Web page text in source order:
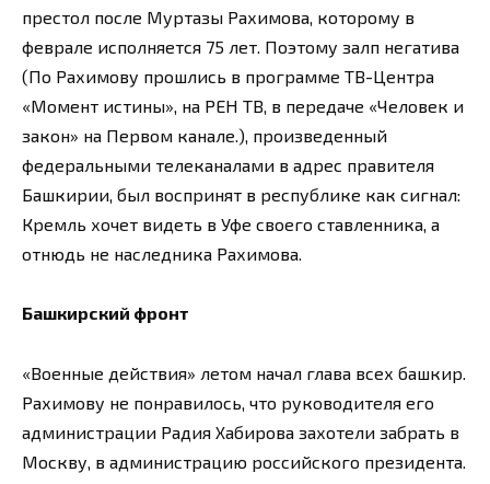
престол после Муртазы Рахимова, которому в
феврале исполняется 75 лет. Поэтому залп негатива
(По Рахимову прошлись в программе ТВ-Центра
«Момент истины», на РЕН ТВ, в передаче «Человек и
закон» на Первом канале.), произведенный
федеральными телеканалами в адрес правителя
Башкирии, был воспринят в республике как сигнал:
Кремль хочет видеть в Уфе своего ставленника, а
отнюдь не наследника Рахимова.
Башкирский фронт
«Военные действия» летом начал глава всех башкир.
Рахимову не понравилось, что руководителя его
администрации Радия Хабирова захотели забрать в
Москву, в администрацию российского президента.